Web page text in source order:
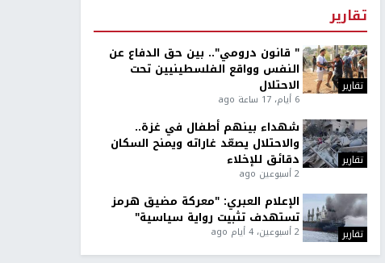
تقارير
تقارير
" قانون درومي".. بين حق الدفاع عن
النفس وواقع الفلسطينيين تحت
الاحتلال
6 أيام، 17 ساعة ago
تقارير
شهداء بينهم أطفال في غزة..
والاحتلال يصعّد غاراته ويمنح السكان
دقائق للإخلاء
2 أسبوعين ago
تقارير
الإعلام العبري: "معركة مضيق هرمز
تستهدف تثبيت رواية سياسية"
2 أسبوعين، 4 أيام ago